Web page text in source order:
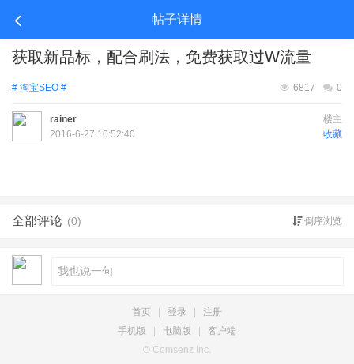
帖子详情
获取新品标，配合刷法，免费获取过W流量
# 淘宝SEO # 0
6817
楼主
rainer
收藏
2016-6-27 10:52:40
全部评论 (0) 倒序浏览
首页 登录
注册
手机版
电脑版
客户端
© Comsenz Inc.